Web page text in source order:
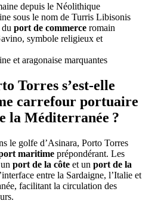
depuis le Néolithique
sous le nom de Turris Libisonis
port de commerce romain
symbole religieux et
et aragonaise marquantes
Torres s’est-elle
carrefour portuaire
la Méditerranée ?
le golfe d’Asinara, Porto Torres
maritime prépondérant. Les
port de la côte et un port de la
entre la Sardaigne, l’Italie et
facilitant la circulation des